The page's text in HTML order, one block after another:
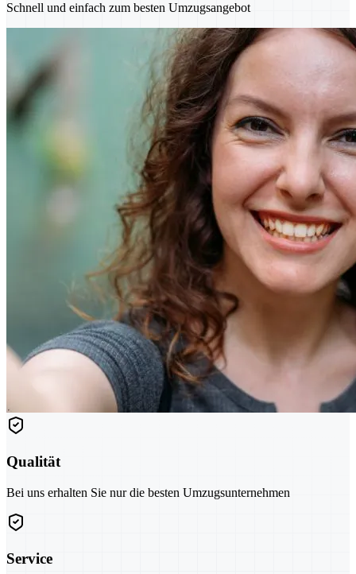
Schnell und einfach zum besten Umzugsangebot
Qualität
Bei uns erhalten Sie nur die besten Umzugsunternehmen
Service